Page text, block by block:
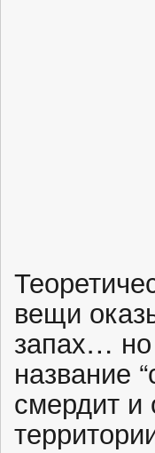
вещи
запах… но
название
смердит и